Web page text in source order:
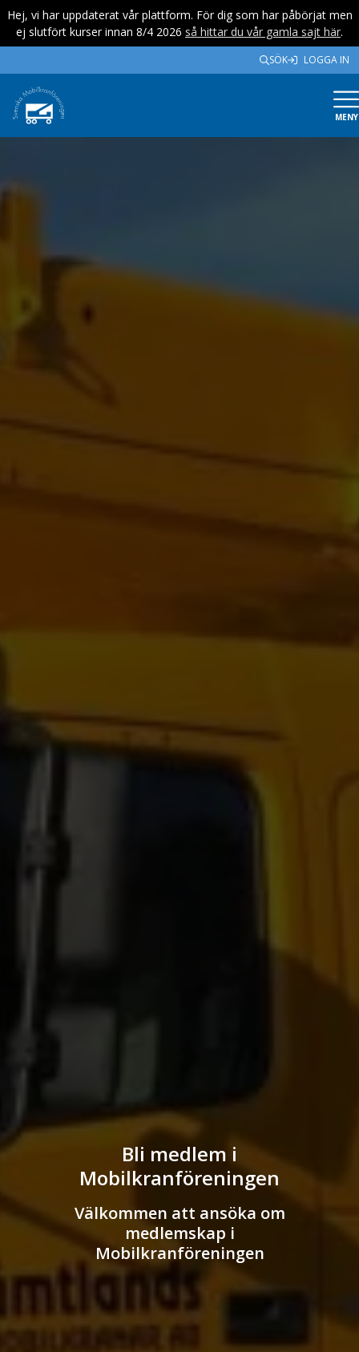
Hej, vi har uppdaterat vår plattform. För dig som har påbörjat men
ej slutfört kurser innan 8/4 2026 så hittar du vår gamla sajt här.
SÖK LOGGA IN
MENY
Bli medlem i
Mobilkranföreningen
Välkommen att ansöka om
medlemskap i
Mobilkranföreningen